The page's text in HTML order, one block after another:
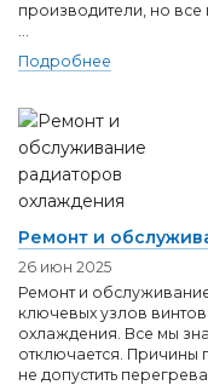
производители, но
...
Подробнее
Ремонт и
26 июн 2025
Ремонт и
ключевых узлов
охлаждения. Все мы
отключается. Причины
не допустить